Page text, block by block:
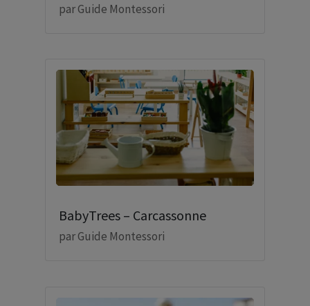
parGuide Montessori
BabyTrees – Carcassonne
parGuide Montessori